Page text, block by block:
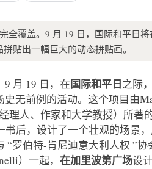
覆盖。9 月 19 日，国际和平日将
贴出一幅巨大的动态拼贴画。
9 月 19 日，在国际和平日之际
史无前例的活动。这个项目由
经理人、作家和大学教授）所著
书后，设计了一个壮观的场景
罗伯特-肯尼迪意大利人权 ”协
）一起， 在加里波第广场设